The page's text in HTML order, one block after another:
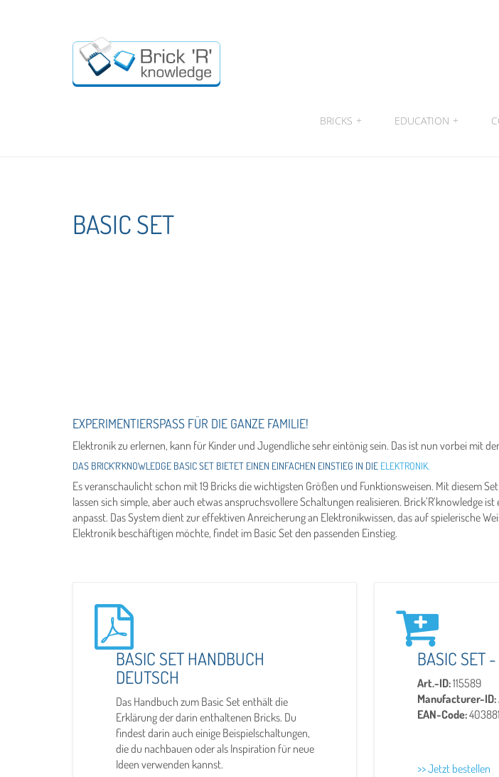
BRICKS + EDUCATION +
BASIC SET
EXPERIMENTIERSPASS FÜR DIE GANZE FAMILIE!
Elektronik zu erlernen, kann für Kinder und Jugendliche sehr eintönig sein. Das ist nun vorbei mit
DAS BRICK’R’KNOWLEDGE BASIC SET BIETET EINEN EINFACHEN EINSTIEG IN DIE ELEKTRONIK.
Es veranschaulicht schon mit 19 Bricks die wichtigsten Größen und Funktionsweisen. Mit diesem
lassen sich simple, aber auch etwas anspruchsvollere Schaltungen realisieren.
anpasst. Das System dient zur effektiven Anreicherung an Elektronikwissen, das auf spielerische
Elektronik beschäftigen möchte, findet im Basic Set den passenden Einstieg.
BASIC SET HANDBUCH
DEUTSCH
Das Handbuch zum Basic Set enthält die
Erklärung der darin enthaltenen Bricks. Du
findest darin auch einige Beispielschaltungen,
die du nachbauen oder als Inspiration für neue
Ideen verwenden kannst.
BASIC SET
Art.-ID:115589
Manufacturer-ID:
EAN-Code:
>> Jetzt bestellen